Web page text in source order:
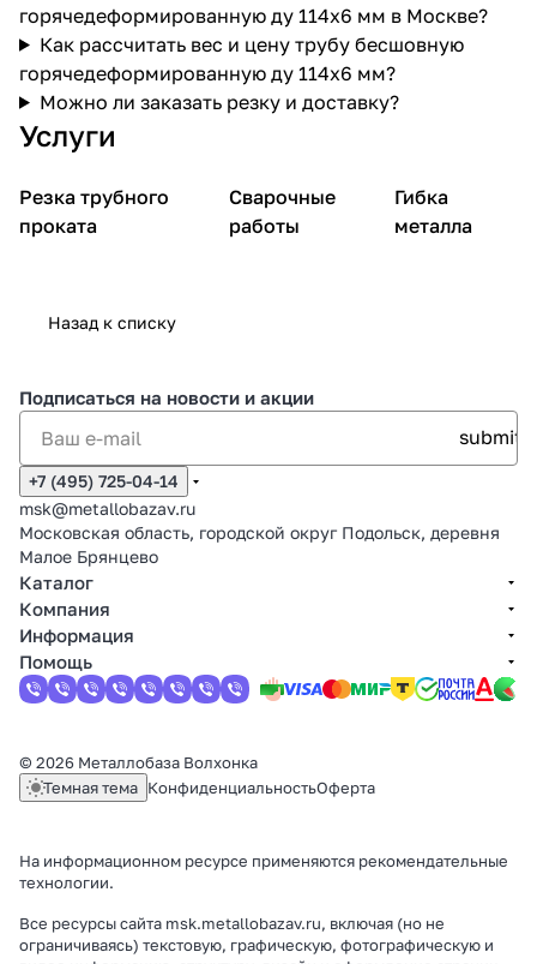
горячедеформированную ду 114х6 мм в Москве?
Как рассчитать вес и цену трубу бесшовную
горячедеформированную ду 114х6 мм?
Можно ли заказать резку и доставку?
Услуги
Резка трубного
проката
Сварочные
работы
Гибка
металла
Назад к списку
Подписаться на новости и акции
+7 (495) 725-04-14
msk@metallobazav.ru
Московская область, городской округ Подольск, деревня
Малое Брянцево
Каталог
Компания
Информация
Помощь
© 2026 Металлобаза Волхонка
Темная тема КонфиденциальностьОферта
На информационном ресурсе применяются рекомендательные
технологии.
Все ресурсы сайта msk.metallobazav.ru, включая (но не
ограничиваясь) текстовую, графическую, фотографическую и